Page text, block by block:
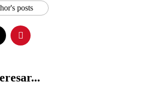
posts